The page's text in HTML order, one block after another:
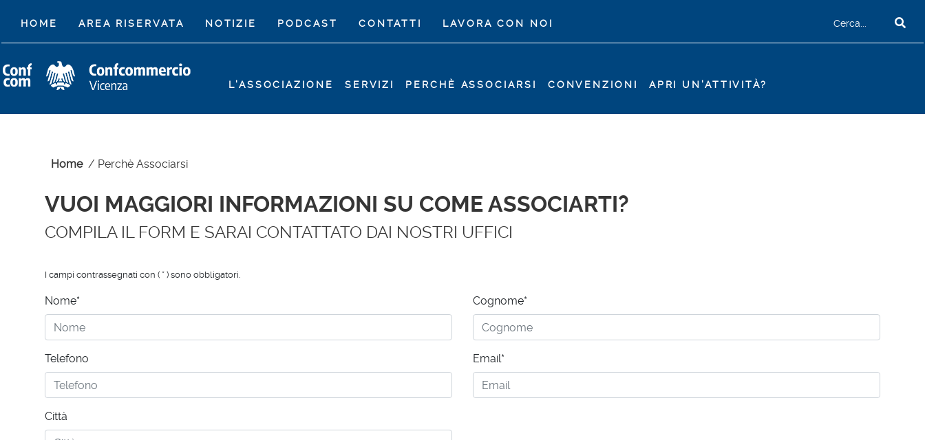
HOME (CURRENT)
AREA RISERVATA NOTIZIE PODCAST CONTATTI LAVORA CON NOI
L'ASSOCIAZIONE SERVIZI PERCHÈ ASSOCIARSI CONVENZIONI APRI UN'ATTIVITÀ?
Home/ Perchè Associarsi
VUOI MAGGIORI INFORMAZIONI SU COME ASSOCIARTI?
COMPILA IL FORM E SARAI CONTATTATO DAI NOSTRI UFFICI
I campi contrassegnati con ( * ) sono obbligatori.
Nome* Cognome*
Telefono Email*
Città